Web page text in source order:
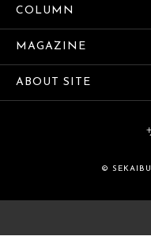
COLUMN
MAGAZINE
ABOUT SITE
©